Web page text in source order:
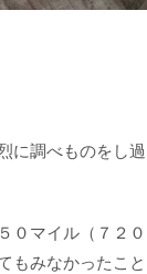
に調べものをし
０マイル（７２
もみなかったこ